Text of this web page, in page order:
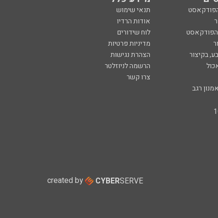
תנאי שימוש
אודות הרדיו
הפודקאסט
לוח שידורים
מדיניות פרטיות
בקיצור
הצהרת נגישות
הרשמה לניוזלטר
צרו קשר
רגב
created by CYBERSERVE